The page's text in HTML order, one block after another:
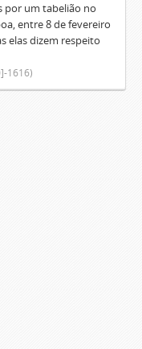
por um tabelião no
entre 8 de fevereiro
elas dizem respeito
1616)